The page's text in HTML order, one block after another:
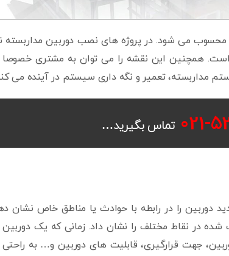
می شود. در پروژه های نصب دوربین مداربسته
همچنین این نقشه را می توان به مشتری خصوصا
مداربسته، تعمیر و نگه داری سیستم در آینده می
-021 تماس بگیرید…
را در رابطه با حوادث یا مناطق خاص نشان
در نقاط مختلف را نشان داد. زمانی که یک دوربین
جهت قرارگیری، قابلیت های دوربین و… به راحتی